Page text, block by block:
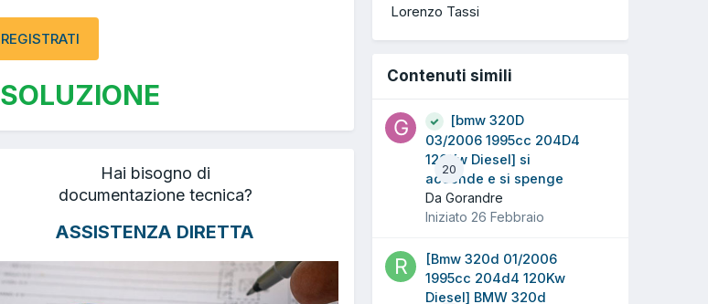
REGISTRATI
SOLUZIONE
Hai bisogno di
documentazione tecnica?
ASSISTENZA DIRETTA
Lorenzo Tassi
Contenuti simili
20
[bmw 320D
03/2006 1995cc 204D4
120Kw Diesel] si
accende e si spenge
Da Gorandre
Iniziato 26 Febbraio
[Bmw 320d 01/2006
1995cc 204d4 120Kw
Diesel] BMW 320d